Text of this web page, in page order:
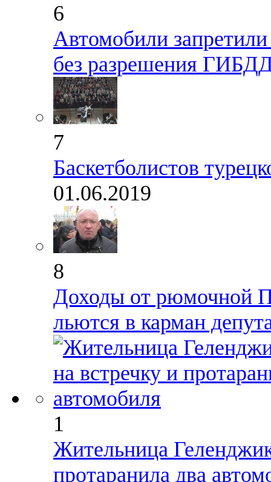
6
Автомобили
без разрешения
7
Баскетболистов
01.06.2019
8
Доходы от рюмочной
льются в карман
1
Жительница
протаранила два